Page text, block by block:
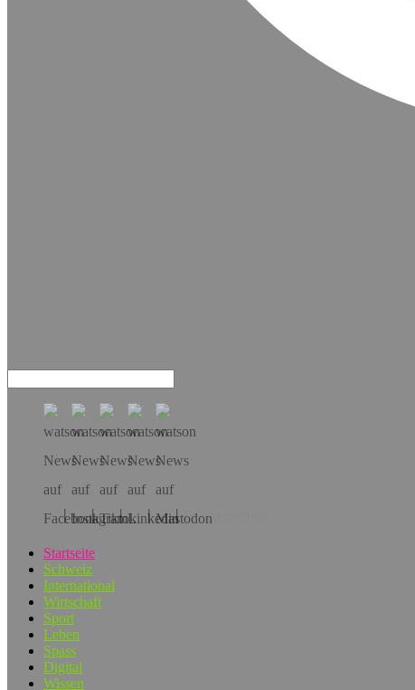
Hol dir die App!
Startseite
Schweiz
International
Wirtschaft
Sport
Leben
Spass
Digital
Wissen